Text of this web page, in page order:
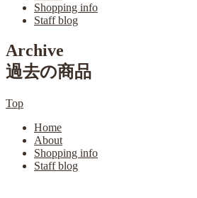
Shopping info
Staff blog
Archive
過去の商品
Top
Home
About
Shopping info
Staff blog